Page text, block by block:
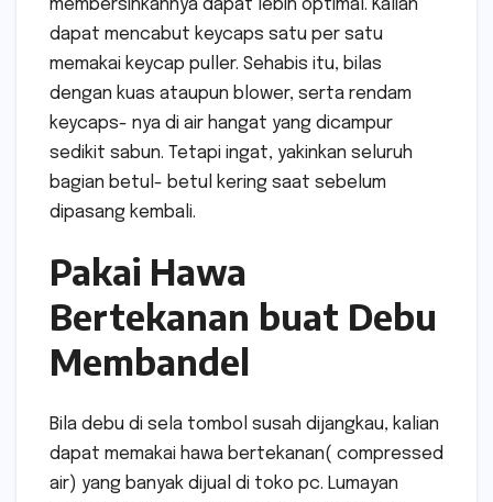
membersihkannya dapat lebih optimal. Kalian
dapat mencabut keycaps satu per satu
memakai keycap puller. Sehabis itu, bilas
dengan kuas ataupun blower, serta rendam
keycaps- nya di air hangat yang dicampur
sedikit sabun. Tetapi ingat, yakinkan seluruh
bagian betul- betul kering saat sebelum
dipasang kembali.
Pakai Hawa
Bertekanan buat Debu
Membandel
Bila debu di sela tombol susah dijangkau, kalian
dapat memakai hawa bertekanan( compressed
air) yang banyak dijual di toko pc. Lumayan